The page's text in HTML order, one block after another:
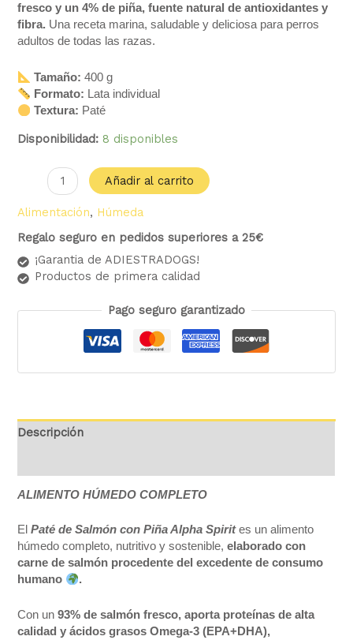
fresco y un 4% de piña, fuente natural de antioxidantes y
fibra. Una receta marina, saludable y deliciosa para perros
adultos de todas las razas.
Tamaño: 400 g
Formato: Lata individual
Textura: Paté
Disponibilidad: 8 disponibles
Añadir al carrito
Alimentación, Húmeda
Regalo seguro en pedidos superiores a 25€
¡Garantia de ADIESTRADOGS!
Productos de primera calidad
Pago seguro garantizado
Descripción
ALIMENTO HÚMEDO COMPLETO
ElPaté de Salmón con Piña Alpha Spirites un alimento
húmedo completo, nutritivo y sostenible, elaborado con
carne de salmón procedente del excedente de consumo
humano
.
Con un 93% de salmón fresco, aporta proteínas de alta
calidad y ácidos grasos Omega-3 (EPA+DHA),